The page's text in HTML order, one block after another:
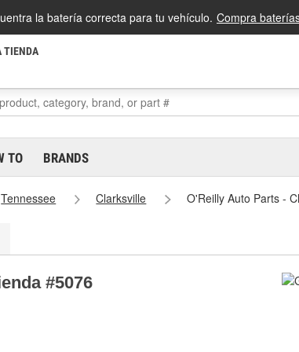
la batería correcta para tu vehículo. Compra
TIENDA
TO BRANDS
Tennessee Clarksville O'Reilly Auto Parts -
#5076